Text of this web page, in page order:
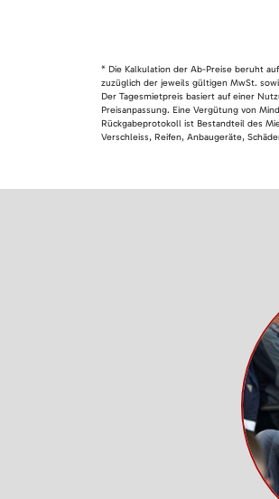
* Die Kalkulation der Ab-Preise beruht
zuzüglich der jeweils gültigen MwSt.
Der Tagesmietpreis basiert auf einer
Preisanpassung. Eine Vergütung von
Rückgabeprotokoll ist Bestandteil des
Verschleiss, Reifen, Anbaugeräte,